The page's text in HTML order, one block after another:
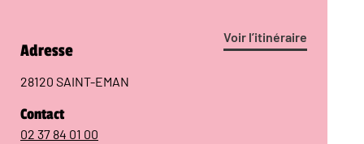
Voir l’itinéraire
Adresse
28120 SAINT-EMAN
Contact
02 37 84 01 00